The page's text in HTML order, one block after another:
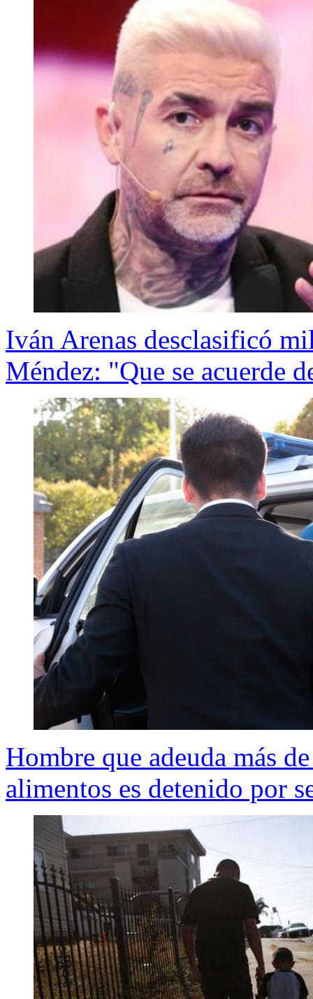
Iván Arenas desclasificó
Méndez: "Que se acuerde
Hombre que adeuda más
alimentos es detenido por